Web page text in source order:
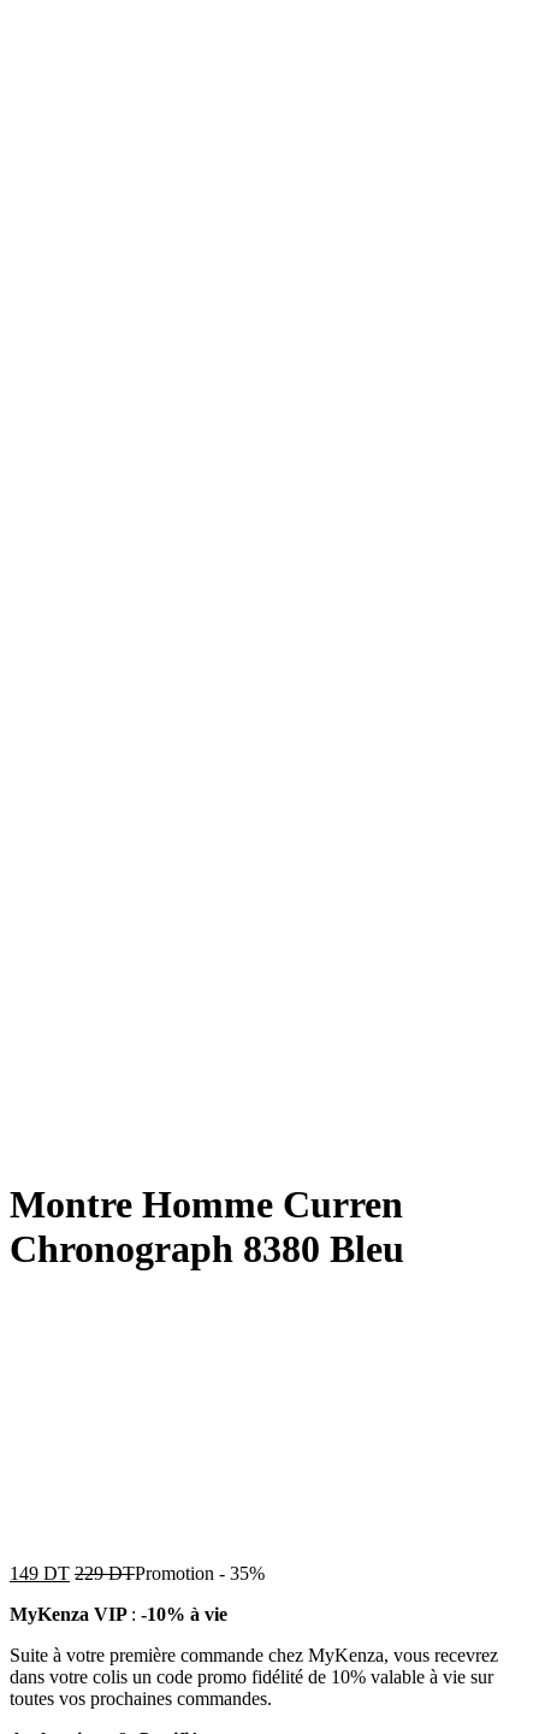
Montre Homme Curren
Chronograph 8380 Bleu
149 DT 229DTPromotion - 35%
MyKenza VIP : -10% à vie
Suite à votre première commande chez MyKenza, vous recevrez
dans votre colis un code promo fidélité de 10% valable à vie sur
toutes vos prochaines commandes.